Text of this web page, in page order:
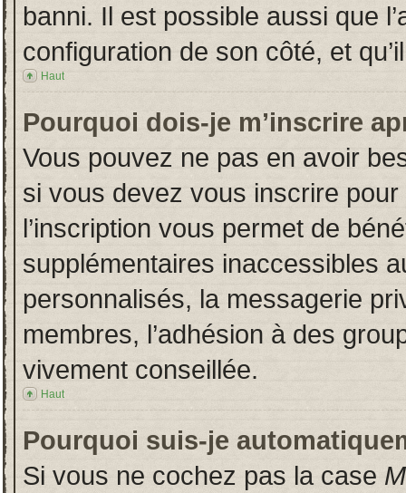
banni. Il est possible aussi que
configuration de son côté, et
Haut
Pourquoi dois-je m’inscrire
Vous pouvez ne pas en avoir
si vous devez vous inscrire
l’inscription vous permet de
supplémentaires inaccessibles
personnalisés, la messagerie
membres, l’adhésion à des
vivement conseillée.
Haut
Pourquoi suis-je
Si vous ne cochez pas la case